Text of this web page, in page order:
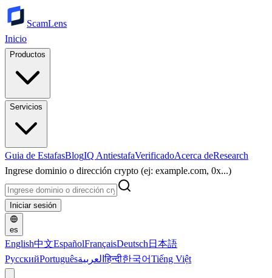
ScamLens
Inicio
Productos
Servicios
Guia de EstafasBlogIQ AntiestafaVerificadoAcerca deResearch
Ingrese dominio o dirección crypto (ej: example.com, 0x...)
Iniciar sesión
es
English中文EspañolFrançaisDeutsch 日本語
РусскийPortuguêsالعربيةहिन्दी한국어Tiếng Việt